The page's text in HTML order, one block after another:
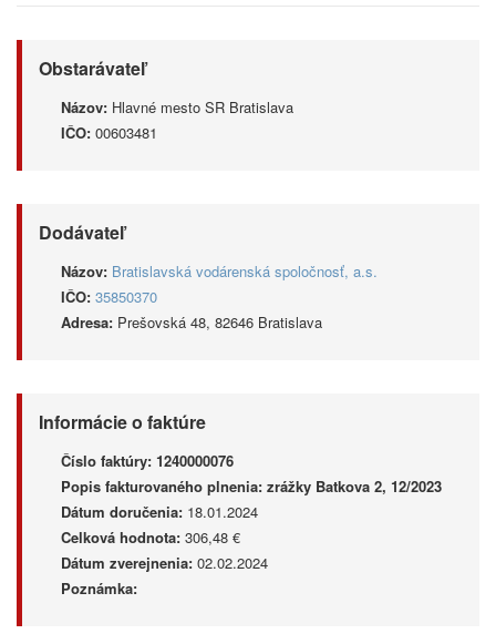
Obstarávateľ
Názov: Hlavné mesto SR Bratislava
IČO: 00603481
Dodávateľ
Názov: Bratislavská vodárenská spoločnosť, a.s.
IČO: 35850370
Adresa: Prešovská 48, 82646 Bratislava
Informácie o faktúre
Číslo faktúry: 1240000076
Popis fakturovaného plnenia: zrážky Batkova 2, 12/2023
Dátum doručenia: 18.01.2024
Celková hodnota: 306,48 €
Dátum zverejnenia: 02.02.2024
Poznámka: